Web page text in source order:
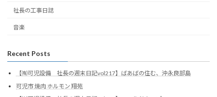
社長の工事日誌
音楽
Recent Posts
【㈲可児設備 社長の週末日記vol217】ばあばの住む、沖永良部島
可児市 焼肉 ホルモン 翔苑